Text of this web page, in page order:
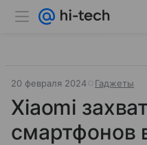
20 февраля 2024 Гаджеты
Xiaomi
смартфонов